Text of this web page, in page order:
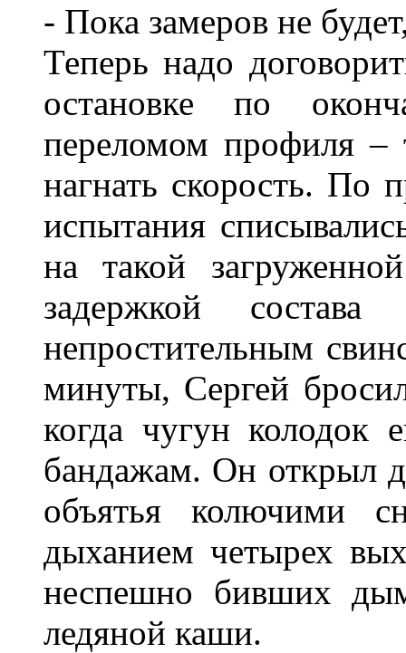
- Пока замеров не
Теперь надо
остановке по
переломом профиля –
нагнать скорость. По
испытания
на такой
задержкой
непростительным
минуты, Сергей
когда чугун колодок
бандажам. Он открыл
объятья колючими
дыханием четырех
неспешно бивших
ледяной каши.